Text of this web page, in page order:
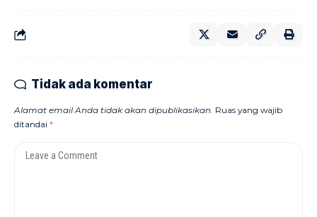
Tidak ada komentar
Alamat email Anda tidak akan dipublikasikan. Ruas yang wajib
ditandai *